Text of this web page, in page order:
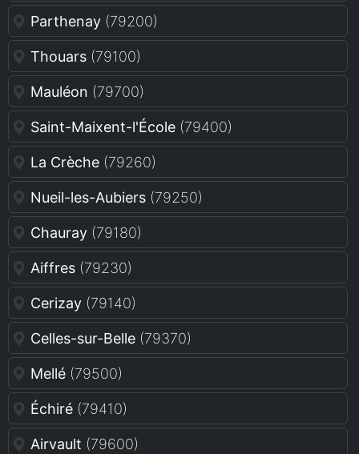
Parthenay (79200)
Thouars (79100)
Mauléon (79700)
Saint-Maixent-l'École (79400)
La Crèche (79260)
Nueil-les-Aubiers (79250)
Chauray (79180)
Aiffres (79230)
Cerizay (79140)
Celles-sur-Belle (79370)
Mellé (79500)
Échiré (79410)
Airvault (79600)